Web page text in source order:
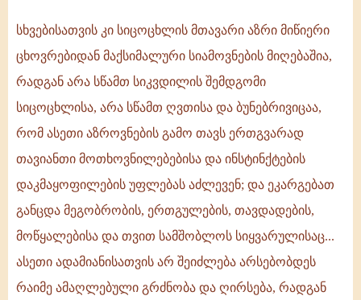
სხვებისათვის კი სიცოცხლის მთავარი აზრი მიწიერი
ცხოვრებიდან მაქსიმალური სიამოვნების მიღებაშია,
რადგან არა სწამთ სიკვდილის შემდგომი
სიცოცხლისა, არა სწამთ ღვთისა და ბუნებრივიცაა,
რომ ასეთი აზროვნების გამო თავს ერთგვარად
თავიანთი მოთხოვნილებებისა და ინსტინქტების
დაკმაყოფილების უფლებას აძლევენ; და ეკარგებათ
განცდა მეგობრობის, ერთგულების, თავდადების,
მოწყალებისა და თვით სამშობლოს სიყვარულისაც...
ასეთი ადამიანისათვის არ შეიძლება არსებობდეს
რაიმე ამაღლებული გრძნობა და ღირსება, რადგან